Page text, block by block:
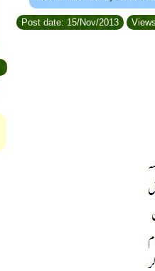
Post date: 15/Nov/2013